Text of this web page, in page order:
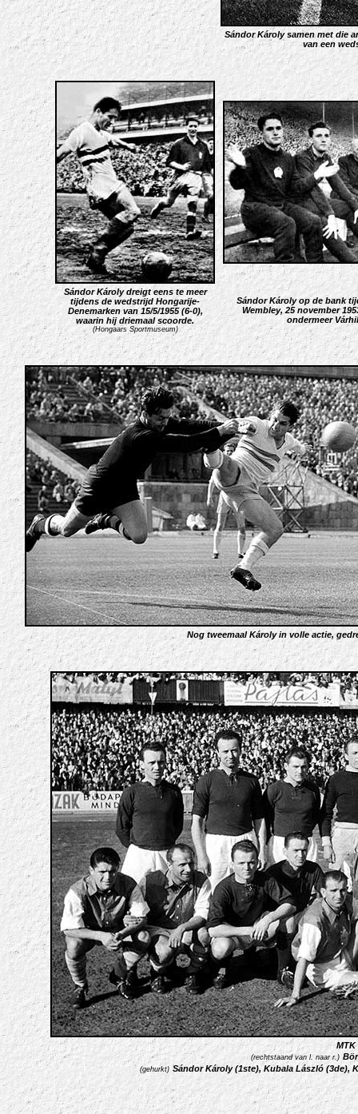
Sándor Károly samen met die
van een
Sándor Károly dreigt eens te meer
tijdens de wedstrijd Hongarije-
Denemarken van 15/5/1955 (6-0),
waarin hij driemaal scoorde.
(Hongaars Sportmuseum)
Sándor Károly op de bank
Wembley, 25 november
ondermeer
Nog tweemaal Károly in volle actie,
MTK
(rechtstaand van l. naar r.)
(gehurkt) Sándor Károly (1ste), Kubala László (3de),